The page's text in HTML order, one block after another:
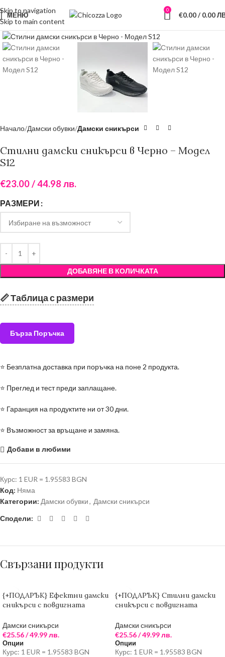
Skip to navigation
Skip to main content
МЕНЮ
0
€0.00/ 0.00
Увеличи
Начало Дамски обувки Дамски сникърси
Стилни дамски сникърси в Черно – Модел
S12
€23.00/ 44.98 лв.
РАЗМЕРИ
ДОБАВЯНЕ В КОЛИЧКАТА
📏 Таблица с размери
Бърза Поръчка
⭐ Безплатна доставка при поръчка на поне 2 продукта.
⭐ Преглед и тест преди заплащане.
⭐ Гаранция на продуктите ни от 30 дни.
⭐ Възможност за връщане и замяна.
Добави в любими
Курс: 1 EUR = 1.95583 BGN
Код: Няма
Категории: Дамски обувки, Дамски сникърси
Сподели:
Свързани продукти
{+ПОДАРЪК} Ефектни дамски
сникърси с повдигната
Дамски сникърси
€25.56/ 49.99 лв.
Опции
Курс: 1 EUR = 1.95583 BGN
{+ПОДАРЪК} Стилни дамски
сникърси с повдигната
Дамски сникърси
€25.56/ 49.99 лв.
Опции
Курс: 1 EUR = 1.95583 BGN
доставка при поръчка над €30